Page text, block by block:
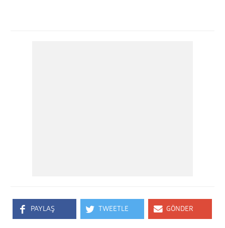
PAYLAŞ TWEETLE GÖNDER